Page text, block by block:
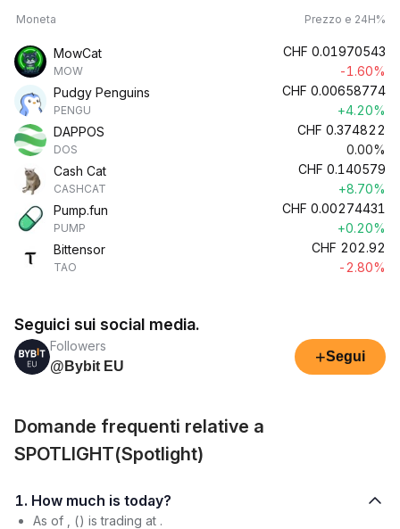
Moneta Prezzo e 24H%
MowCat
MOW
CHF 0.01970543
-1.60%
Pudgy Penguins
PENGU
CHF 0.00658774
+4.20%
DAPPOS
DOS
CHF 0.374822
0.00%
Cash Cat
CASHCAT
CHF 0.140579
+8.70%
Pump.fun
PUMP
CHF 0.00274431
+0.20%
Bittensor
TAO
CHF 202.92
-2.80%
Seguici sui social media.
Followers
@Bybit EU
+Segui
Domande frequenti relative a
SPOTLIGHT(Spotlight)
1. How much is today?
As of , () is trading at .